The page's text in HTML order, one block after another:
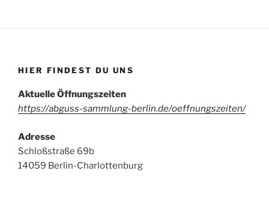
HIER FINDEST DU UNS
Aktuelle Öffnungszeiten
https://abguss-sammlung-berlin.de/oeffnungszeiten/
Adresse
Schloßstraße 69b
14059 Berlin-Charlottenburg